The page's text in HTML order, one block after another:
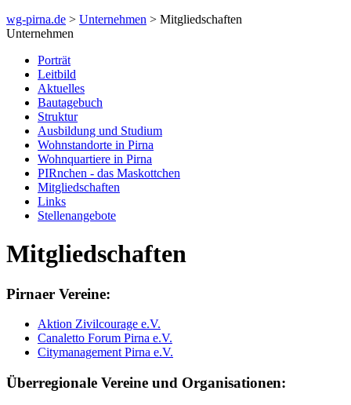
wg-pirna.de > Unternehmen > Mitgliedschaften
Unternehmen
Porträt
Leitbild
Aktuelles
Bautagebuch
Struktur
Ausbildung und Studium
Wohnstandorte in Pirna
Wohnquartiere in Pirna
PIRnchen - das Maskottchen
Mitgliedschaften
Links
Stellenangebote
Mitgliedschaften
Pirnaer Vereine:
Aktion Zivilcourage e.V.
Canaletto Forum Pirna e.V.
Citymanagement Pirna e.V.
Überregionale Vereine und Organisationen: